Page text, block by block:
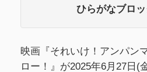
ひらがなブロ
映画『それいけ！アンパ
ロー！』が2025年6月27日(